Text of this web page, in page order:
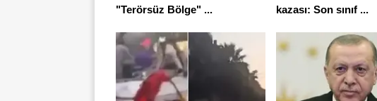
"Terörsüz Bölge" ...
kazası: Son sınıf ...